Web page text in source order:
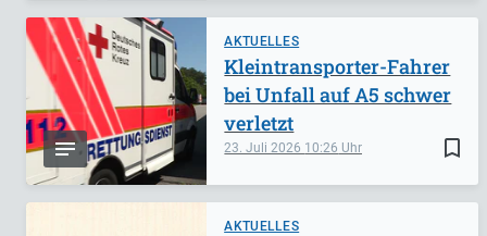
AKTUELLES
bookmark_border
23. Juli 2026 10:26
Kleintransporter-Fahrer
bei Unfall auf A5 schwer
verletzt
AKTUELLES